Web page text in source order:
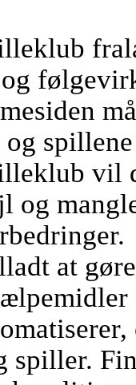
vil
og
at
spiller.